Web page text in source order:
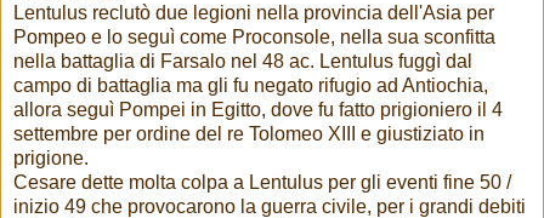
Lentulus reclutò due legioni nella provincia dell'Asia per
Pompeo e lo seguì come Proconsole, nella sua sconfitta
nella battaglia di Farsalo nel 48 ac. Lentulus fuggì dal
campo di battaglia ma gli fu negato rifugio ad Antiochia,
allora seguì Pompei in Egitto, dove fu fatto prigioniero il 4
settembre per ordine del re Tolomeo XIII e giustiziato in
prigione.
Cesare dette molta colpa a Lentulus per gli eventi fine 50 /
inizio 49 che provocarono la guerra civile, per i grandi debiti